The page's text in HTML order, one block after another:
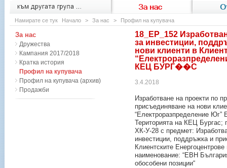
към другата група ... За нас
Намирате се тук Начало > За нас > Профил на купувача
18_EP_152
за инвестиции,
нови клиенти в
КЕЦ БУРГ��С
3.4.2018
Изработване на проекти по
присъединяване на нови
“Електроразпределение
Територията на КЕЦ
ХК-У-28 с предмет:
инвестиции, поддръжка и
Клиентските
наименование: “ЕВН
обособени позиции“
За нас
Дружества
Кампания 2017/2018
Кратка история
Профил на купувача
Профил на купувача (архив)
Продажби